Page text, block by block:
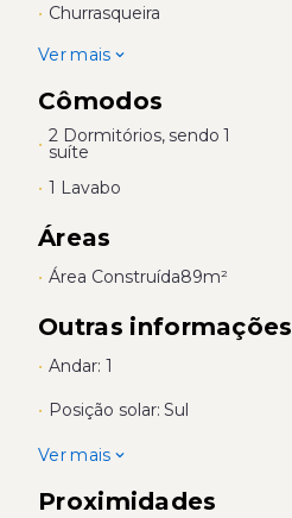
• Churrasqueira
Ver mais
Cômodos
• 2 Dormitórios, sendo 1
suíte
• 1 Lavabo
Áreas
• Área Construída89m²
Outras informações
• Andar: 1
• Posição solar: Sul
Ver mais
Proximidades